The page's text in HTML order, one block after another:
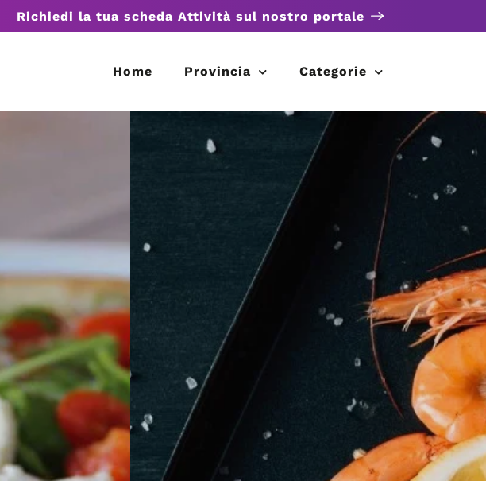
Richiedi la tua scheda Attività sul nostro portale
Home Provincia Categorie